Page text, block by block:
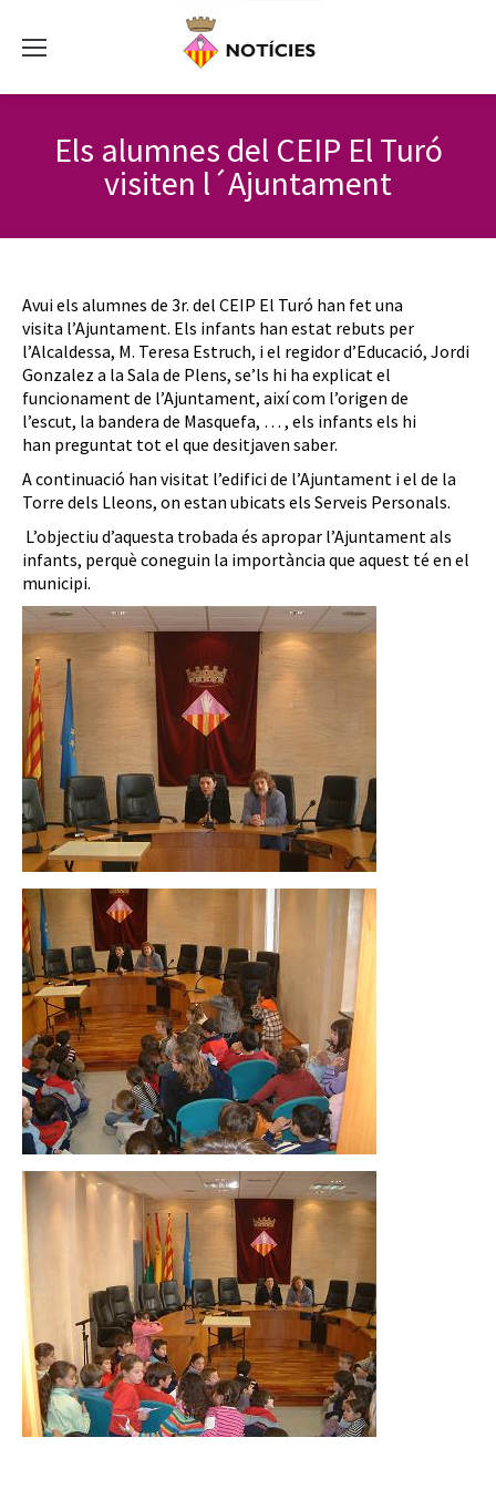
Els alumnes del CEIP El Turó
visiten l´Ajuntament
Avui els alumnes de 3r. del CEIP El Turó han fet una
visita l’Ajuntament. Els infants han estat rebuts per
l’Alcaldessa, M. Teresa Estruch, i el regidor d’Educació, Jordi
Gonzalez a la Sala de Plens, se’ls hi ha explicat el
funcionament de l’Ajuntament, així com l’origen de
l’escut, la bandera de Masquefa, … , els infants els hi
han preguntat tot el que desitjaven saber.
A continuació han visitat l’edifici de l’Ajuntament i el de la
Torre dels Lleons, on estan ubicats els Serveis Personals.
L’objectiu d’aquesta trobada és apropar l’Ajuntament als
infants, perquè coneguin la importància que aquest té en el
municipi.